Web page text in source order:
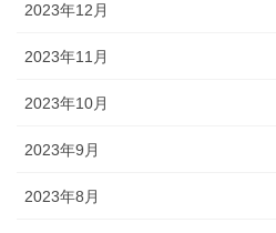
2023年12月
2023年11月
2023年10月
2023年9月
2023年8月